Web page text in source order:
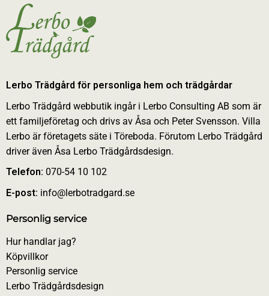
Lerbo Trädgård för personliga hem och trädgårdar
Lerbo Trädgård webbutik ingår i Lerbo Consulting AB som är
ett familjeföretag och drivs av Åsa och Peter Svensson. Villa
Lerbo är företagets säte i Töreboda. Förutom Lerbo Trädgård
driver även Åsa Lerbo Trädgårdsdesign.
Telefon: 070-54 10 102
E-post: info@lerbotradgard.se
Personlig service
Hur handlar jag?
Köpvillkor
Personlig service
Lerbo Trädgårdsdesign